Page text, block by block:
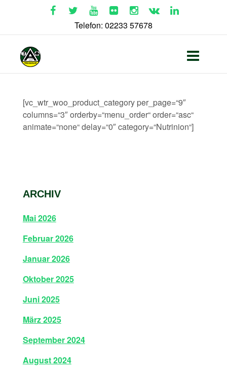
Telefon: 02233 57678
[vc_wtr_woo_product_category per_page=“9″
columns=“3″ orderby=“menu_order“ order=“asc“
animate=“none“ delay=“0″ category=“Nutrinion“]
ARCHIV
Mai 2026
Februar 2026
Januar 2026
Oktober 2025
Juni 2025
März 2025
September 2024
August 2024